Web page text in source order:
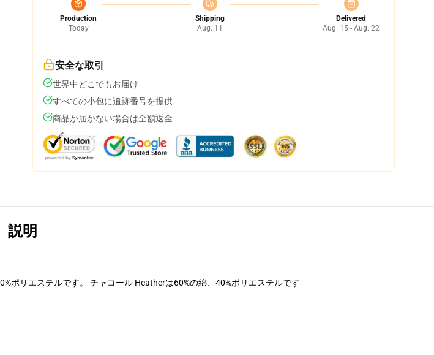
Production
Today
Shipping
Aug. 11
Delivered
Aug. 15 - Aug. 22
安全な取引
世界中どこでもお届け
すべての小包に追跡番号を提供
商品が届かない場合は全額返金
説明
ポリエステルです。 チャコール Heatherは60%の綿、40%ポリエステルです